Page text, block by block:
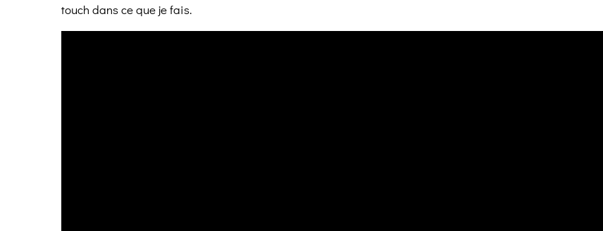
touch dans ce que je fais.